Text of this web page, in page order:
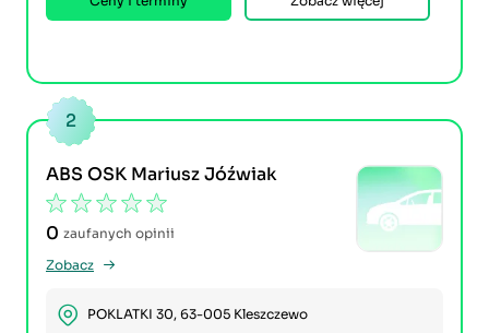
2
ABS OSK Mariusz Jóźwiak
0 zaufanych opinii
Zobacz
POKLATKI 30, 63-005 Kleszczewo